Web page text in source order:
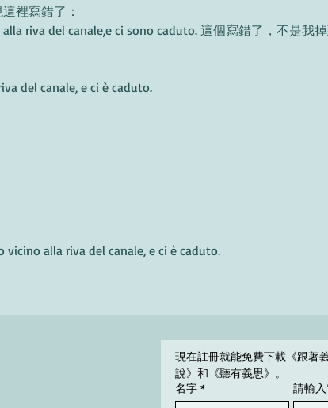
裡寫錯了：
riva del canale,e ci sono caduto. 這個寫錯了，不是我
del canale, e ci è caduto.
alla riva del canale, e ci è caduto.
現在註冊就能免費下載《跟著
說》和《聽有義思》。
名字 * 請輸